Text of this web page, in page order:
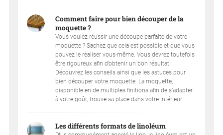
Comment faire pour bien découper de la
moquette ?
Vous voulez réussir une découpe parfaite de votre
moquette ? Sachez que cela est possible et que vous
pouvez le réaliser vous-même. Vous devrez toutefois
être rigoureux afin d’obtenir un bon résultat.
Découvrez les conseils ainsi que les astuces pour
bien découper votre moquette. La moquette,
disponible en de multiples finitions afin de s’adapter
à votre goût, trouve sa place dans votre intérieur....
Les différents formats de linoléum